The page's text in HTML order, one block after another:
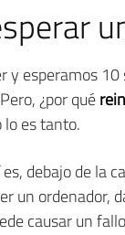
esperamos
¿por qué
lo es tanto.
debajo de la
un ordenador,
causar un